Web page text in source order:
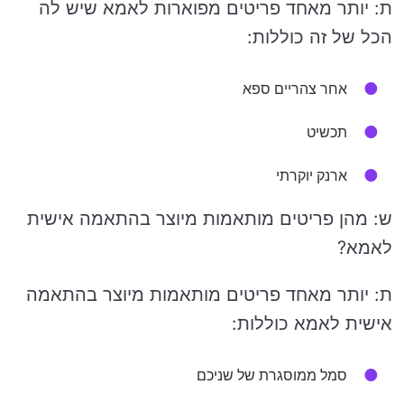
ת: יותר מאחד פריטים מפוארות לאמא שיש לה
הכל של זה כוללות:
אחר צהריים ספא
תכשיט
ארנק יוקרתי
ש: מהן פריטים מותאמות מיוצר בהתאמה אישית
לאמא?
ת: יותר מאחד פריטים מותאמות מיוצר בהתאמה
אישית לאמא כוללות:
סמל ממוסגרת של שניכם